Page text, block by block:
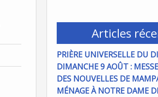
Articles